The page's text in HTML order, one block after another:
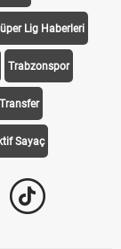
Lig Haberleri
Trabzonspor
Sayaç